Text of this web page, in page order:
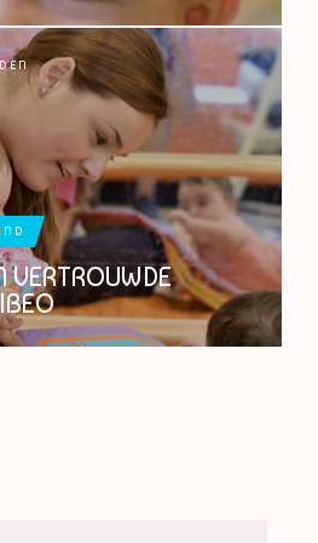
VERTROUWDE